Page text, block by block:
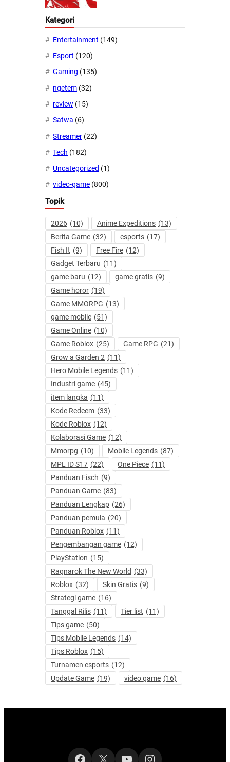
Kategori
Entertainment (149)
Esport (120)
Gaming (135)
ngetem (32)
review (15)
Satwa (6)
Streamer (22)
Tech (182)
Uncategorized (1)
video-game (800)
Topik
2026 (10) Anime Expeditions (13)
Berita Game (32) esports (17)
Fish It (9) Free Fire (12)
Gadget Terbaru (11)
game baru (12) game gratis (9)
Game horor (19)
Game MMORPG (13)
game mobile (51)
Game Online (10)
Game Roblox (25) Game RPG (21)
Grow a Garden 2 (11)
Hero Mobile Legends (11)
Industri game (45)
item langka (11)
Kode Redeem (33)
Kode Roblox (12)
Kolaborasi Game (12)
Mmorpg (10) Mobile Legends (87)
MPL ID S17 (22) One Piece (11)
Panduan Fisch (9)
Panduan Game (83)
Panduan Lengkap (26)
Panduan pemula (20)
Panduan Roblox (11)
Pengembangan game (12)
PlayStation (15)
Ragnarok The New World (33)
Roblox (32) Skin Gratis (9)
Strategi game (16)
Tanggal Rilis (11) Tier list (11)
Tips game (50)
Tips Mobile Legends (14)
Tips Roblox (15)
Turnamen esports (12)
Update Game (19) video game (16)
Facebook
X YouTubeInstagram